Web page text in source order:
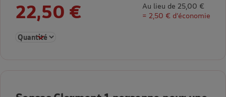
22,50 €
Au lieu de 25,00 €
= 2,50 € d’économie
Sélectionner la quantité pour Sensas Clermont 1 personne